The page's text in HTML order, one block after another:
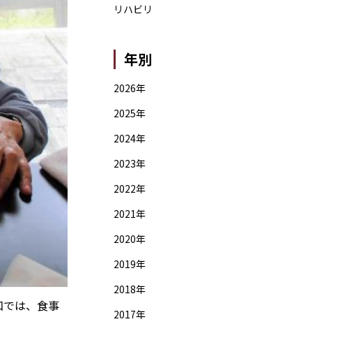
は、食事
リハビリ
年別
2026年
2025年
2024年
2023年
2022年
2021年
2020年
2019年
2018年
2017年